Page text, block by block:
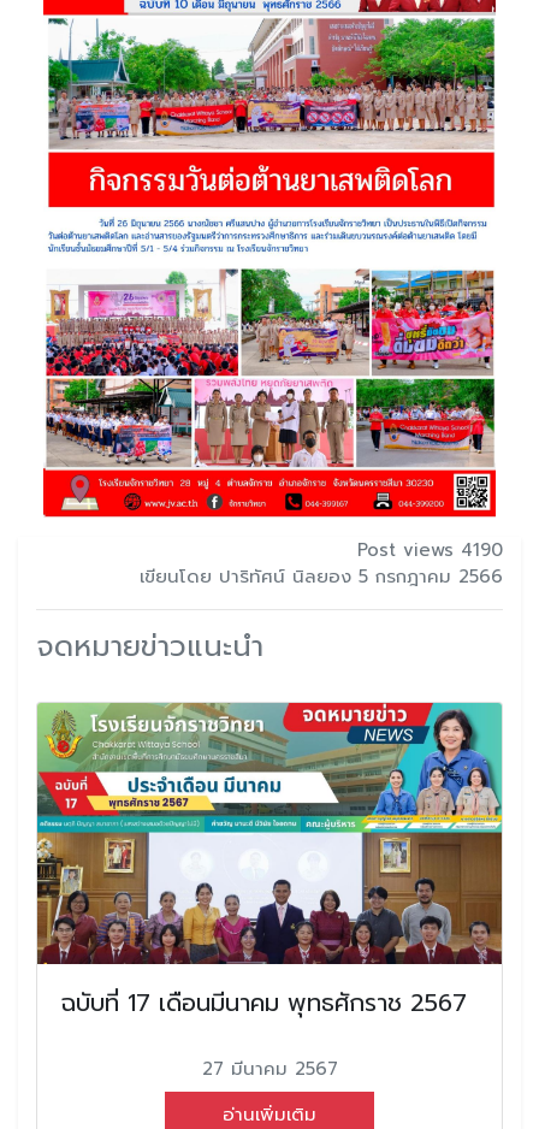
Post views 4190
เขียนโดย ปาริทัศน์ นิลยอง 5 กรกฎาคม 2566
จดหมายข่าวแนะนำ
ฉบับที่ 17 เดือนมีนาคม พุทธศักราช 2567
27 มีนาคม 2567
อ่านเพิ่มเติม